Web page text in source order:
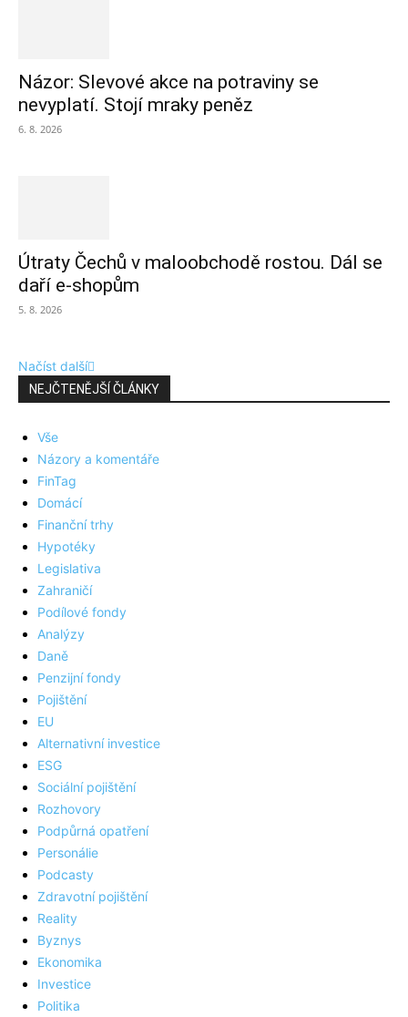
Názor: Slevové akce na potraviny se
nevyplatí. Stojí mraky peněz
6. 8. 2026
Útraty Čechů v maloobchodě rostou. Dál se
daří e-shopům
5. 8. 2026
Načíst další
NEJČTENĚJŠÍ ČLÁNKY
Vše
Názory a komentáře
FinTag
Domácí
Finanční trhy
Hypotéky
Legislativa
Zahraničí
Podílové fondy
Analýzy
Daně
Penzijní fondy
Pojištění
EU
Alternativní investice
ESG
Sociální pojištění
Rozhovory
Podpůrná opatření
Personálie
Podcasty
Zdravotní pojištění
Reality
Byznys
Ekonomika
Investice
Politika